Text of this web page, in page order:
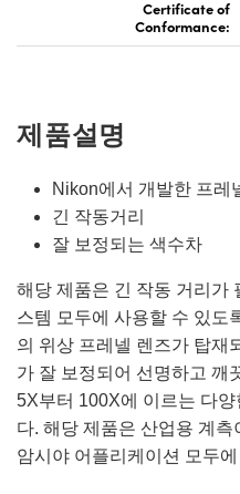
Certificate of
Conformance:
제품설명
Nikon에서 개발한 프레
긴 작동거리
잘 보정되는 색수차
해당 제품은 긴 작동 거리가
스템 모두에 사용할 수 있도
의 위상 프레넬 렌즈가 탑재
가 잘 보정되어 선명하고 깨
5X부터 100X에 이르는 다양
다. 해당 제품은 산업용 계
암시야 어플리케이션 모두